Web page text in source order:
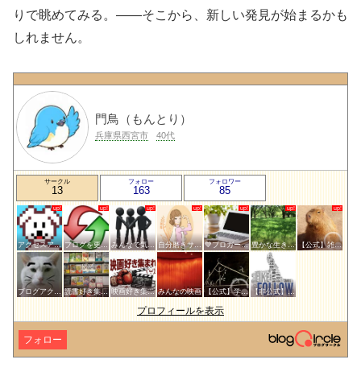
りで眺めてみる。——そこから、新しい発見が始まるかも
しれません。
門鳥（もんとり）
兵庫県西宮市 40代
サークル
13
フォロー
163
フォロワー
85
アクセスアップのお手伝い！ブログサークルあんてな ブログを更新したらここで報告 みんなで気軽にアクセスアップ 自分磨きサークル 💙ブロガー応援&更新報告♪💙 豊かな生き方サークル 【公式】雑談サークル
ブログアクセスアップサークル 読書好き集まれ！ 映画好き集まれ('ω')ノ みんなの映画 【公式】学問・教育サークル 【非公式】相互フォローサークル
プロフィールを表示
フォロー